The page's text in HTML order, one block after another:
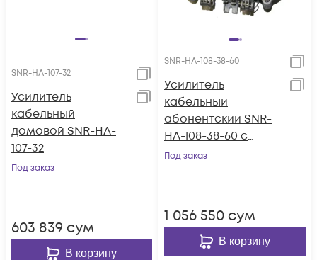
SNR-HA-107-32
Усилитель
кабельный
домовой SNR-HA-
107-32
Под заказ
603 839 сум
В корзину
SNR-HA-108-38-60
Усилитель
кабельный
абонентский SNR-
HA-108-38-60 с
дистанционным
Под заказ
1 056 550 сум
В корзину